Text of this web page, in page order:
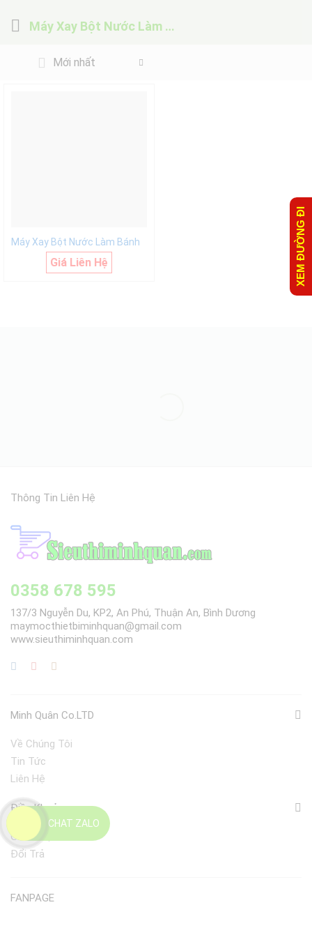
Máy Xay Bột Nước Làm Bánh
Mới nhất
Máy Xay Bột Nước Làm Bánh
Giá Liên Hệ
CHAT ZALO
Thông Tin Liên Hệ
0358 678 595
137/3 Nguyễn Du, KP2, An Phú, Thuận An, Bình Dương
maymocthietbiminhquan@gmail.com
www.sieuthiminhquan.com
Minh Quân Co.LTD
Về Chúng Tôi
Tin Tức
Liên Hệ
Điều Khoản
Giao Nhận
Đổi Trả
FANPAGE
XEM ĐƯỜNG ĐI